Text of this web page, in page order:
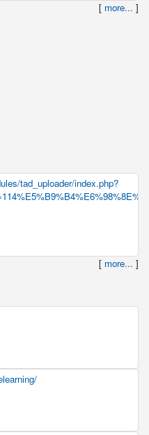
[ more... ]
[ more... ]